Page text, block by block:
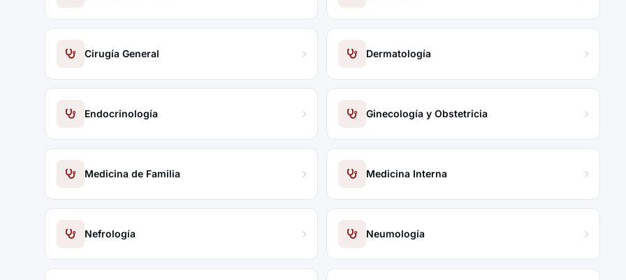
Cirugía General Dermatología
Endocrinología Ginecología y Obstetricia
Medicina de Familia Medicina Interna
Nefrología Neumología